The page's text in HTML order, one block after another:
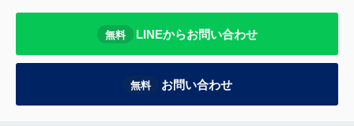
無料 LINEからお問い合わせ
無料 お問い合わせ